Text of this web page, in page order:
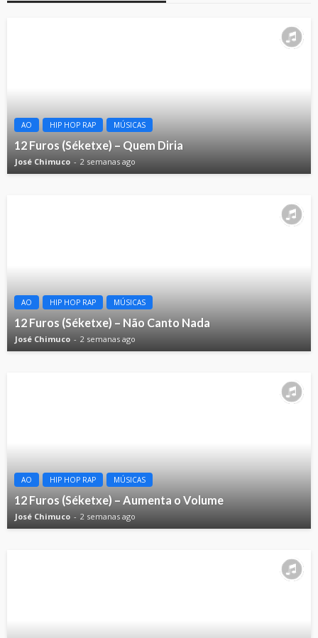
AO HIP HOP RAP MÚSICAS
12 Furos (Séketxe) – Quem Diria
José Chimuco 2 semanas ago
AO HIP HOP RAP MÚSICAS
12 Furos (Séketxe) – Não Canto Nada
José Chimuco 2 semanas ago
AO HIP HOP RAP MÚSICAS
12 Furos (Séketxe) – Aumenta o Volume
José Chimuco 2 semanas ago